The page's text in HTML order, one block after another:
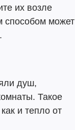
их возле
способом может
душ,
Такое
и тепло от